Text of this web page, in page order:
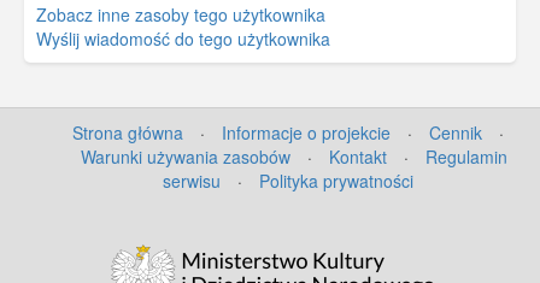
Zobacz inne zasoby tego użytkownika
Wyślij wiadomość do tego użytkownika
Strona główna · Informacje o projekcie · Cennik
·
Warunki używania zasobów
· Kontakt ·
Regulamin
serwisu
· Polityka prywatności